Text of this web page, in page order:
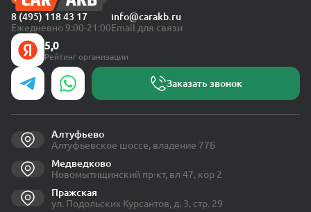
8 (495) 118 43 17
Ежедневно 9:00-21:00
info@carakb.ru
Email для связи
5,0
Рейтинг организации
Заказать звонок
Алтуфьево
Алтуфьевское шоссе, владение 77Б
Медведково
Новомытищинский пр-кт, вл 47, кор 2
Пражская
ул. Подольских Курсантов, д. 3, стр. 29